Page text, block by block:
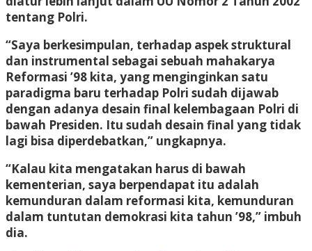
tentang Polri.
“Saya berkesimpulan, terhadap aspek struktural
dan instrumental sebagai sebuah mahakarya
Reformasi ’98 kita, yang menginginkan satu
paradigma baru terhadap Polri sudah dijawab
dengan adanya desain final kelembagaan Polri di
bawah Presiden. Itu sudah desain final yang tidak
lagi bisa diperdebatkan,” ungkapnya.
“Kalau kita mengatakan harus di bawah
kementerian, saya berpendapat itu adalah
kemunduran dalam reformasi kita, kemunduran
dalam tuntutan demokrasi kita tahun ’98,” imbuh
dia.